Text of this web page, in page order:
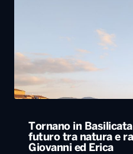
Tornano in
futuro tra natura e
Giovanni ed Erica